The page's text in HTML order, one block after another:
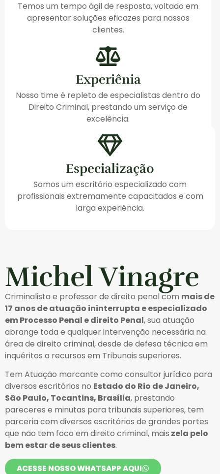
Temos um tempo ágil de resposta, voltado em
apresentar soluções eficazes para nossos
clientes.
Experiênia
Nosso time é repleto de especialistas dentro do
Direito Criminal, prestando um serviço de
excelência.
Especialização
Somos um escritório especializado com
profissionais extremamente capacitados e com
larga experiência.
Michel Vinagre
Criminalista e professor de direito penal com mais de
17 anos de atuação ininterrupta e especializado
em Processo Penal e direito Penal, sua atuação
abrange toda e qualquer intervenção necessária na
área de direito criminal, desde de defesa técnica em
inquéritos a recursos em Tribunais superiores.
Tem Atuação marcante como consultor jurídico para
diversos escritórios no Estado do Rio de Janeiro,
São Paulo, Tocantins, Brasília, prestando
pareceres e minutas para tribunais superiores, tem
parceria com diversos escritórios de grandes portes
que não tem foco em direito criminal, mais zela pelo
bem estar de seus clientes.
ACESSE NOSSO WHATSAPP AQUI